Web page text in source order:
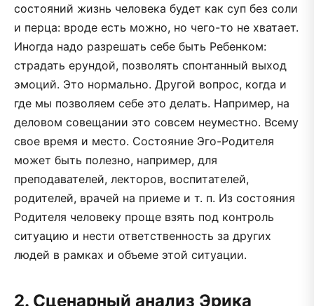
состояний жизнь человека будет как суп без соли
и перца: вроде есть можно, но чего-то не хватает.
Иногда надо разрешать себе быть Ребенком:
страдать ерундой, позволять спонтанный выход
эмоций. Это нормально. Другой вопрос, когда и
где мы позволяем себе это делать. Например, на
деловом совещании это совсем неуместно. Всему
свое время и место. Состояние Эго-Родителя
может быть полезно, например, для
преподавателей, лекторов, воспитателей,
родителей, врачей на приеме и т. п. Из состояния
Родителя человеку проще взять под контроль
ситуацию и нести ответственность за других
людей в рамках и объеме этой ситуации.
2. Сценарный анализ Эрика